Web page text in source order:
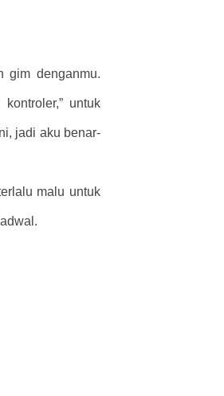
gim denganmu.
untuk
jadi aku benar-
malu untuk